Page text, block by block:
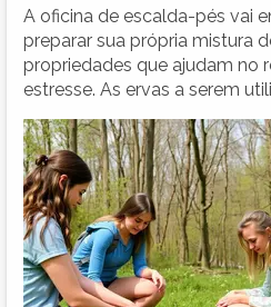
A oficina de escalda-pés vai
preparar sua própria mistura
propriedades que ajudam no
estresse. As ervas a serem